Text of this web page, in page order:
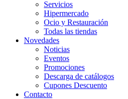
Servicios
Hipermercado
Ocio y Restauración
Todas las tiendas
Novedades
Noticias
Eventos
Promociones
Descarga de catálogos
Cupones Descuento
Contacto